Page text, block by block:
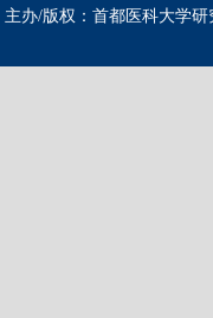
主办/版权：首都医科大学研